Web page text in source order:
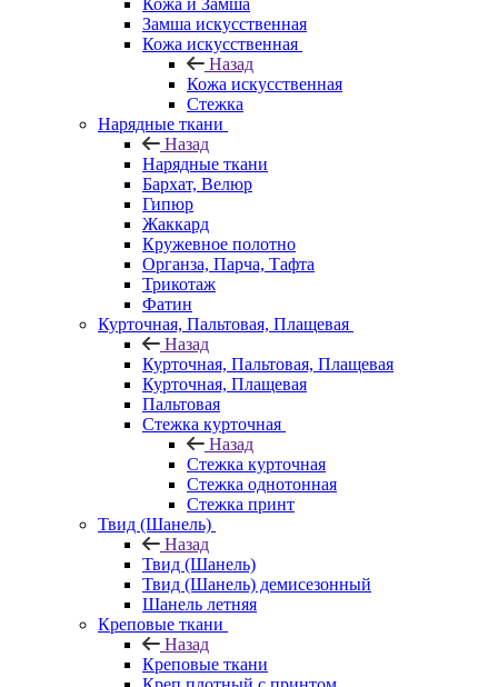
Кожа и Замша
Замша искусственная
Кожа искусственная
Назад
Кожа искусственная
Стежка
Нарядные ткани
Назад
Нарядные ткани
Бархат, Велюр
Гипюр
Жаккард
Кружевное полотно
Органза, Парча, Тафта
Трикотаж
Фатин
Курточная, Пальтовая, Плащевая
Назад
Курточная, Пальтовая, Плащевая
Курточная, Плащевая
Пальтовая
Стежка курточная
Назад
Стежка курточная
Стежка однотонная
Стежка принт
Твид (Шанель)
Назад
Твид (Шанель)
Твид (Шанель) демисезонный
Шанель летняя
Креповые ткани
Назад
Креповые ткани